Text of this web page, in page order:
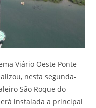
Viário Oeste Ponte
nesta segunda-
São Roque do
instalada a principal